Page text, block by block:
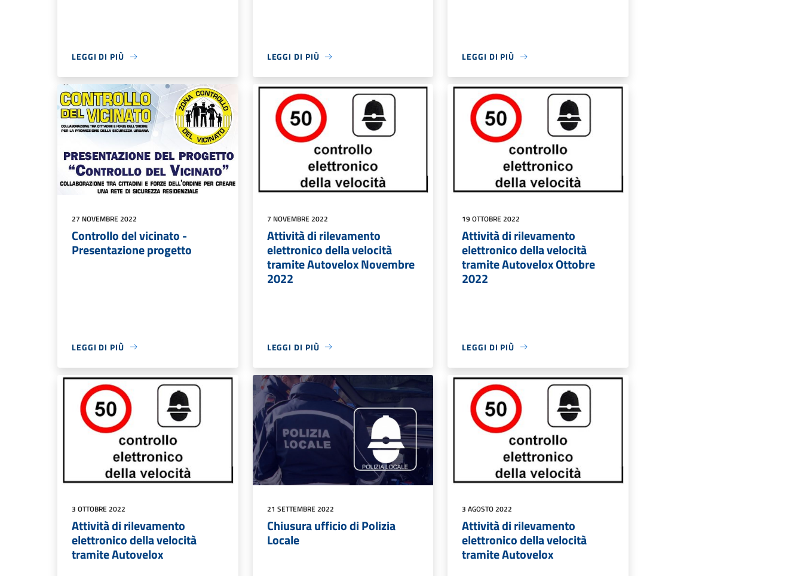
LEGGI DI PIÙ LEGGI DI PIÙ LEGGI DI PIÙ
27 NOVEMBRE 2022
Controllo del vicinato -
Presentazione progetto
LEGGI DI PIÙ
7 NOVEMBRE 2022
Attività di rilevamento
elettronico della velocità
tramite Autovelox Novembre
2022
LEGGI DI PIÙ
19 OTTOBRE 2022
Attività di rilevamento
elettronico della velocità
tramite Autovelox Ottobre
2022
LEGGI DI PIÙ
3 OTTOBRE 2022
Attività di rilevamento
elettronico della velocità
tramite Autovelox
21 SETTEMBRE 2022
Chiusura ufficio di Polizia
Locale
3 AGOSTO 2022
Attività di rilevamento
elettronico della velocità
tramite Autovelox